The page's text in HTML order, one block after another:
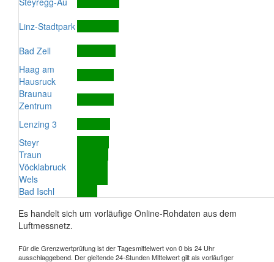
Linz-Stadtpark
Bad Zell
Haag am
Hausruck
Braunau
Zentrum
Lenzing 3
Steyr
Traun
Vöcklabruck
Wels
Bad Ischl
Es handelt sich um vorläufige Online-Rohdaten aus dem
Luftmessnetz.
Für die Grenzwertprüfung ist der Tagesmittelwert von 0 bis 24 Uhr
ausschlaggebend. Der gleitende 24-Stunden Mittelwert gilt als vorläufiger